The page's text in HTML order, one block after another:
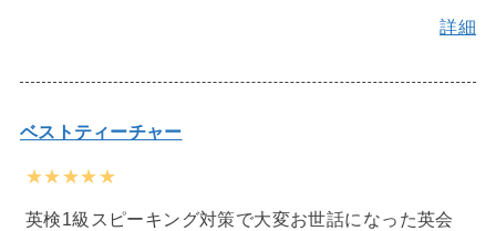
詳細
ベストティーチャー
★★★★★
英検1級スピーキング対策で大変お世話になった英会